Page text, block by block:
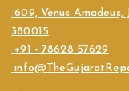
609, Venus
380015
+91 - 78628 57629